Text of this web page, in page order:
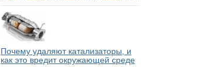
Почему удаляют катализаторы, и
как это вредит окружающей среде